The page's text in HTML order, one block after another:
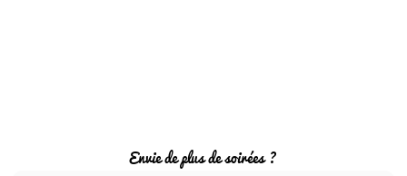
Envie de plus de soirées ?